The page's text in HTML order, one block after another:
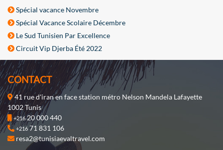
Spécial vacance Novembre
Spécial Vacance Scolaire Décembre
Le Sud Tunisien Par Excellence
Circuit Vip Djerba Été 2022
CONTACT
41 rue d'iran en face station métro Nelson Mandela Lafayette
1002 Tunis
+21620 000 440
+216 71 831 106
resa2@tunisiaevaltravel.com